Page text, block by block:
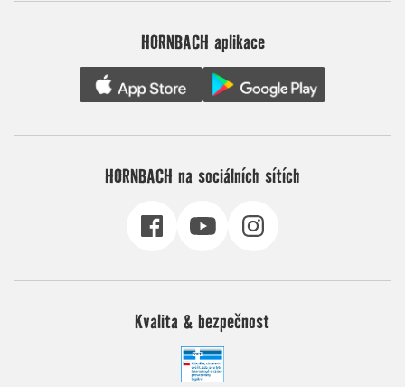
HORNBACH aplikace
HORNBACH na sociálních sítích
Kvalita & bezpečnost